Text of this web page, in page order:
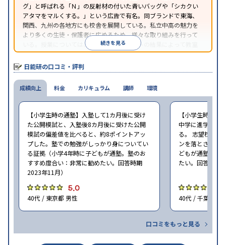
グ」と呼ばれる「Ｎ」の反射材の付いた青いバッグや「シカクい
アタマをマルくする。」という広告で有名。同ブランドで東海、
関西、九州の各地方にも校舎を展開している。私立中高の魅力を
より多くの生徒・保護者に広めるため、様々な取り組みを行って
いる。授業については、カリキュラムテストの結果によって教室
の座席が変わるという独自のスタイルを採用している。
続きを見る
日能研の口コミ・評判
成績向上
【小学生時の通塾】入塾して1カ月後に受け
た公開模試と、入塾後8カ月後に受けた公開
模試の偏差値を比べると、約8ポイントアッ
プした。塾での勉強がしっかり身についてい
る証拠（小学4年時に子どもが通塾。塾のお
すすめ度合い：非常に勧めたい。回答時期
2023年11月）
5.0
40代 / 東京都 男性
【小学生時の通
中学に進学して
る。 志望校に合
ンを落とさずに
どもが通塾。塾
たい。回答時期
40代 / 千葉県 女
口コミをもっと見る
料金 カリキュラム 講師 環境